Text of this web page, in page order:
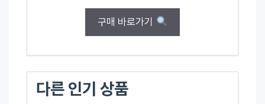
구매 바로가기
다른 인기 상품